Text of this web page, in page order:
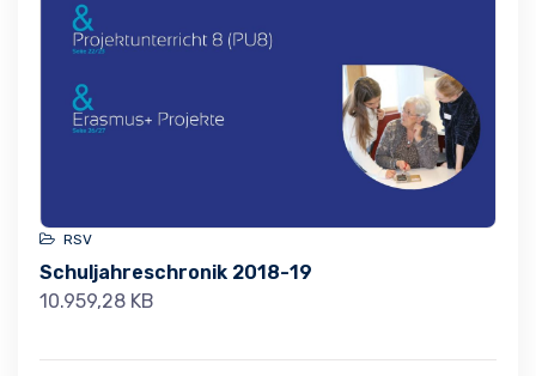
RSV
Schuljahreschronik 2018-19
10.959,28 KB